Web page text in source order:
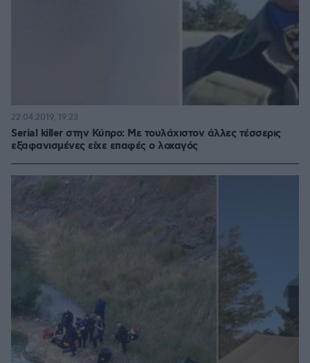
Serial killer στην Κύπρο: Με τουλάχιστον άλλες τέσσερις
εξαφανισμένες είχε επαφές ο λοχαγός
22.04.2019, 19:23